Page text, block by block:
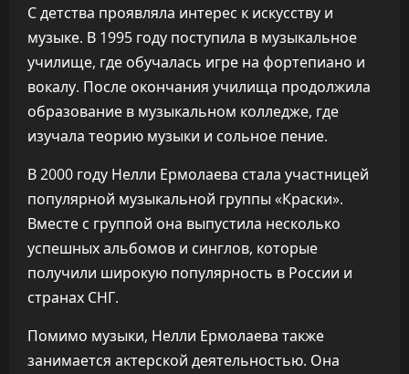
С детства проявляла интерес к искусству и
музыке. В 1995 году поступила в музыкальное
училище, где обучалась игре на фортепиано и
вокалу. После окончания училища продолжила
образование в музыкальном колледже, где
изучала теорию музыки и сольное пение.
В 2000 году Нелли Ермолаева стала участницей
популярной музыкальной группы «Краски».
Вместе с группой она выпустила несколько
успешных альбомов и синглов, которые
получили широкую популярность в России и
странах СНГ.
Помимо музыки, Нелли Ермолаева также
занимается актерской деятельностью. Она